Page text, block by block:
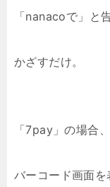
「nanacoで」と
かざすだけ。
「7pay」の場合
バーコード画面を